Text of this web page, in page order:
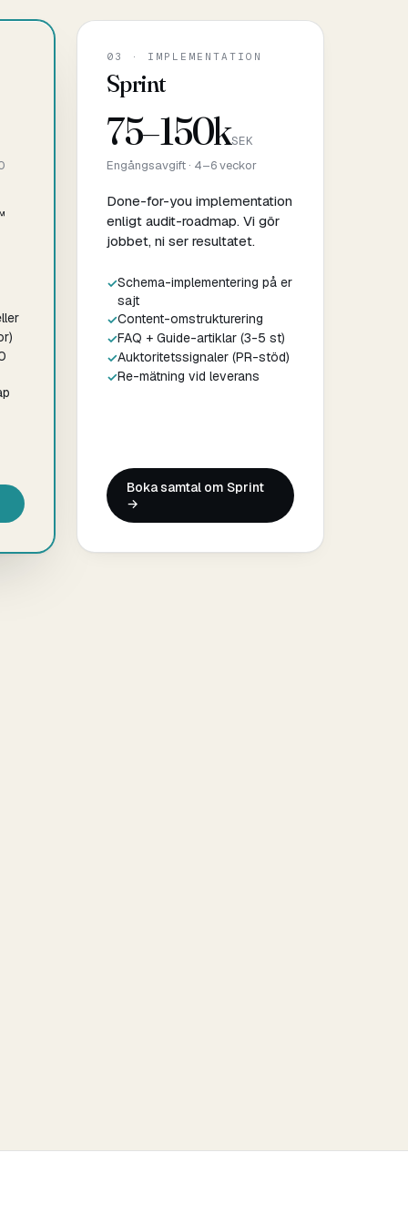
03 · IMPLEMENTATION
Sprint
75–150kSEK
Engångsavgift · 4–6 veckor
Done-for-you implementation
enligt audit-roadmap. Vi gör
jobbet, ni ser resultatet.
Schema-implementering på er
sajt
Content-omstrukturering
FAQ + Guide-artiklar (3-5 st)
Auktoritetssignaler (PR-stöd)
Re-mätning vid leverans
Boka samtal om Sprint
→